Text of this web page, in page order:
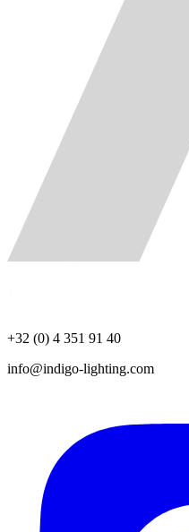
+32 (0) 4 351 91 40
info@indigo-lighting.com